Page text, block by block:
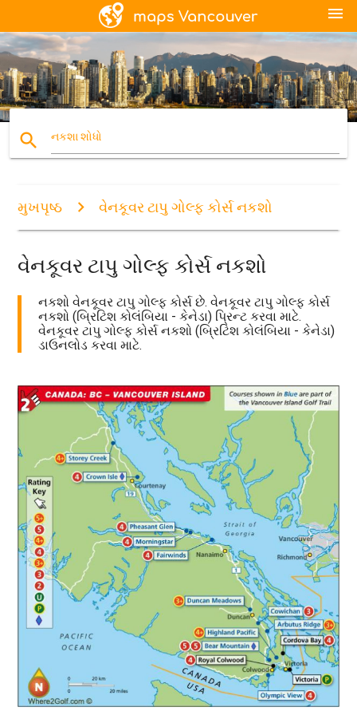
menu
search નકશા શોધો
મુખપૃષ્ઠ વેનકૂવર ટાપુ ગોલ્ફ કોર્સ નકશો
વેનકૂવર ટાપુ ગોલ્ફ કોર્સ નકશો
નકશો વેનકૂવર ટાપુ ગોલ્ફ કોર્સ છે. વેનકૂવર ટાપુ ગોલ્ફ કોર્સ
નકશો (બ્રિટિશ કોલંબિયા - કેનેડા) પ્રિન્ટ કરવા માટે.
વેનકૂવર ટાપુ ગોલ્ફ કોર્સ નકશો (બ્રિટિશ કોલંબિયા - કેનેડા)
ડાઉનલોડ કરવા માટે.